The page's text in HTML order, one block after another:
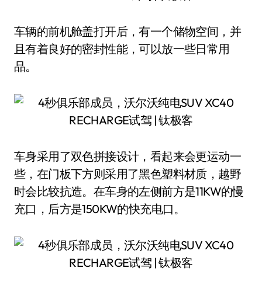
车辆的前机舱盖打开后，有一个储物空间，并
且有着良好的密封性能，可以放一些日常用
品。
车身采用了双色拼接设计，看起来会更运动一
些，在门板下方则采用了黑色塑料材质，越野
时会比较抗造。在车身的左侧前方是11KW的慢
充口，后方是150KW的快充电口。